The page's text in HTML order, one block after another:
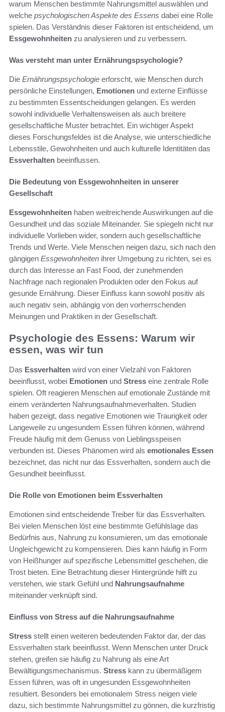
warum Menschen bestimmte Nahrungsmittel auswählen und
welche psychologischen Aspekte des Essens dabei eine Rolle
spielen. Das Verständnis dieser Faktoren ist entscheidend, um
Essgewohnheiten zu analysieren und zu verbessern.
Was versteht man unter Ernährungspsychologie?
Die Ernährungspsychologie erforscht, wie Menschen durch
persönliche Einstellungen, Emotionen und externe Einflüsse
zu bestimmten Essentscheidungen gelangen. Es werden
sowohl individuelle Verhaltensweisen als auch breitere
gesellschaftliche Muster betrachtet. Ein wichtiger Aspekt
dieses Forschungsfeldes ist die Analyse, wie unterschiedliche
Lebensstile, Gewohnheiten und auch kulturelle Identitäten das
Essverhalten beeinflussen.
Die Bedeutung von Essgewohnheiten in unserer
Gesellschaft
Essgewohnheiten haben weitreichende Auswirkungen auf die
Gesundheit und das soziale Miteinander. Sie spiegeln nicht nur
individuelle Vorlieben wider, sondern auch gesellschaftliche
Trends und Werte. Viele Menschen neigen dazu, sich nach den
gängigen Essgewohnheiten ihrer Umgebung zu richten, sei es
durch das Interesse an Fast Food, der zunehmenden
Nachfrage nach regionalen Produkten oder den Fokus auf
gesunde Ernährung. Dieser Einfluss kann sowohl positiv als
auch negativ sein, abhängig von den vorherrschenden
Meinungen und Praktiken in der Gesellschaft.
Psychologie des Essens: Warum wir
essen, was wir tun
Das Essverhalten wird von einer Vielzahl von Faktoren
beeinflusst, wobei Emotionen und Stress eine zentrale Rolle
spielen. Oft reagieren Menschen auf emotionale Zustände mit
einem veränderten Nahrungsaufnahmeverhalten. Studien
haben gezeigt, dass negative Emotionen wie Traurigkeit oder
Langeweile zu ungesundem Essen führen können, während
Freude häufig mit dem Genuss von Lieblingsspeisen
verbunden ist. Dieses Phänomen wird als emotionales Essen
bezeichnet, das nicht nur das Essverhalten, sondern auch die
Gesundheit beeinflusst.
Die Rolle von Emotionen beim Essverhalten
Emotionen sind entscheidende Treiber für das Essverhalten.
Bei vielen Menschen löst eine bestimmte Gefühlslage das
Bedürfnis aus, Nahrung zu konsumieren, um das emotionale
Ungleichgewicht zu kompensieren. Dies kann häufig in Form
von Heißhunger auf spezifische Lebensmittel geschehen, die
Trost bieten. Eine Betrachtung dieser Hintergründe hilft zu
verstehen, wie stark Gefühl und Nahrungsaufnahme
miteinander verknüpft sind.
Einfluss von Stress auf die Nahrungsaufnahme
Stress stellt einen weiteren bedeutenden Faktor dar, der das
Essverhalten stark beeinflusst. Wenn Menschen unter Druck
stehen, greifen sie häufig zu Nahrung als eine Art
Bewältigungsmechanismus. Stress kann zu übermäßigem
Essen führen, was oft in ungesunden Essgewohnheiten
resultiert. Besonders bei emotionalem Stress neigen viele
dazu, sich bestimmte Nahrungsmittel zu gönnen, die kurzfristig